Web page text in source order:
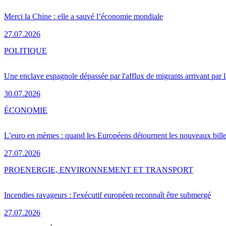
Merci la Chine : elle a sauvé l’économie mondiale
27.07.2026
Une enclave espagnole dépassée par l'afflux de migrants arrivant par
30.07.2026
POLITIQUE
L’euro en mèmes : quand les Européens détournent les nouveaux
27.07.2026
ÉCONOMIE
Incendies ravageurs : l'exécutif européen reconnaît être submergé
27.07.2026
PROENERGIE, ENVIRONNEMENT ET TRANSPORT